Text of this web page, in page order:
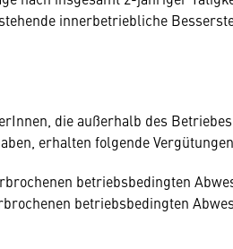
innerbetriebliche
die außerhalb des
erhalten folgende
betriebsbedingten
betriebsbedingten